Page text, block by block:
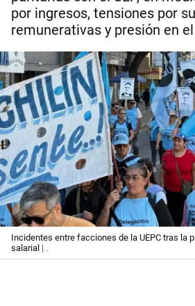
por ingresos, tensiones por
remunerativas y presión en
Incidentes entre facciones de la UEPC tras la
salarial | .